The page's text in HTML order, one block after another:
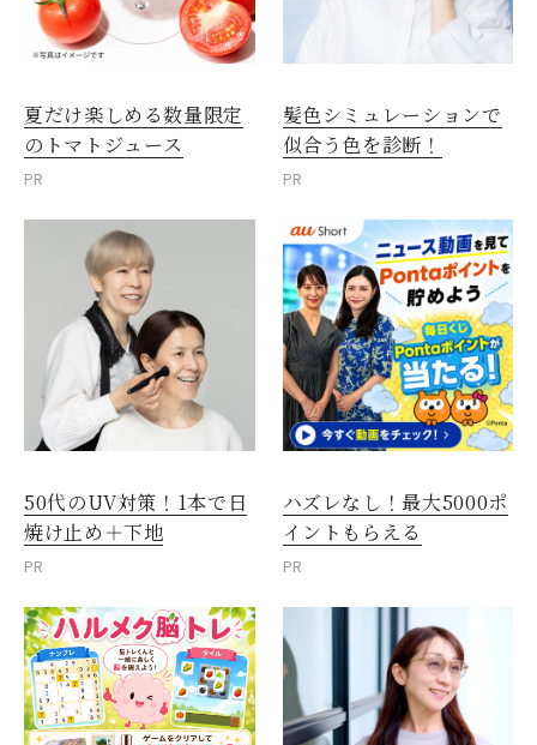
夏だけ楽しめる数量限定
のトマトジュース
PR
髪色シミュレーションで
似合う色を診断！
PR
50代のUV対策！1本で日
焼け止め＋下地
PR
ハズレなし！最大5000ポ
イントもらえる
PR